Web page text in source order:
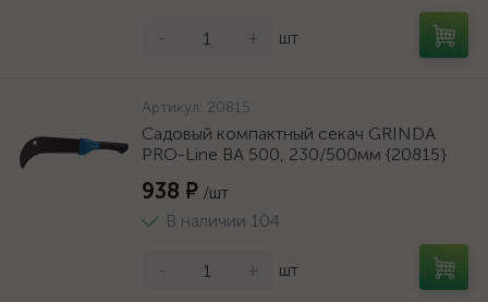
- + шт
Артикул: 20815
Садовый компактный секач GRINDA
PRO-Line BA 500, 230/500мм {20815}
938 ₽ /шт
В наличии 104
- + шт